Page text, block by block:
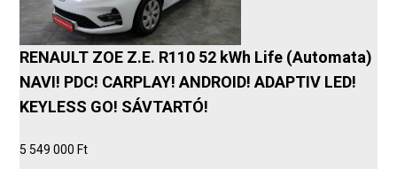
RENAULT ZOE Z.E. R110 52 kWh Life (Automata)
NAVI! PDC! CARPLAY! ANDROID! ADAPTIV LED!
KEYLESS GO! SÁVTARTÓ!
5 549 000 Ft